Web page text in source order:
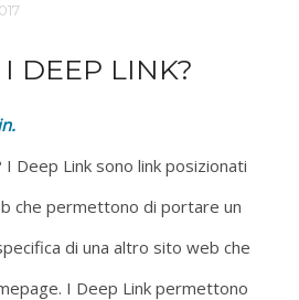
DEEP LINK?
I Deep Link sono link posizionati
che permettono di portare un
di una altro sito web che
I Deep Link permettono